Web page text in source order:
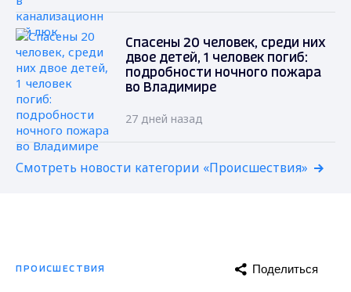
Спасены 20 человек, среди них
двое детей, 1 человек погиб:
подробности ночного пожара
во Владимире
27 дней назад
Смотреть новости категории «Происшествия»
ПРОИСШЕСТВИЯ Поделиться